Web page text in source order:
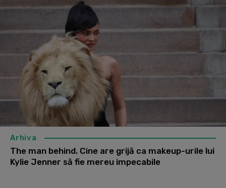
Arhiva
The man behind. Cine are grijă ca makeup-urile lui
Kylie Jenner să fie mereu impecabile